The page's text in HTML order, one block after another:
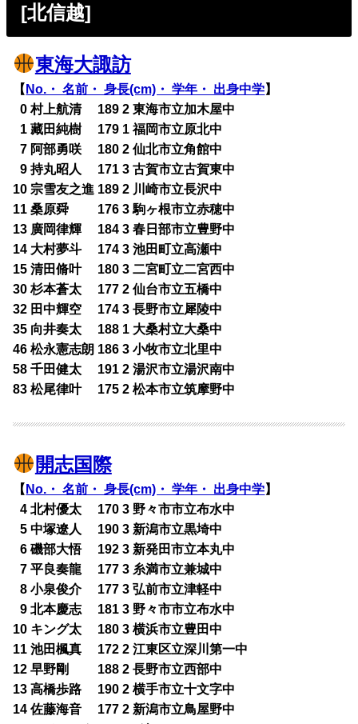
[北信越]
東海大諏訪
【 No.・ 名前・ 身長(cm)・ 学年・ 出身中学】
00 村上航清 189 2 東海市立加木屋中
1 藏田純樹 179 1 福岡市立原北中
07 阿部勇咲 180 2 仙北市立角館中
09 持丸昭人 171 3 古賀市立古賀東中
10 宗雪友之進 189 2 川崎市立長沢中
11 桑原舜 176 3 駒ヶ根市立赤穂中
13 廣岡律輝 184 3 春日部市立豊野中
14 大村夢斗 174 3 池田町立高瀬中
15 清田脩叶 180 3 二宮町立二宮西中
30 杉本蒼太 177 2 仙台市立五橋中
32 田中輝空 174 3 長野市立犀陵中
35 向井奏太 188 1 大桑村立大桑中
46 松永憲志朗 186 3 小牧市立北里中
58 千田健太 191 2 湯沢市立湯沢南中
83 松尾律叶 175 2 松本市立筑摩野中
開志国際
【 No.・ 名前・ 身長(cm)・ 学年・ 出身中学】
04 北村優太 170 3 野々市市立布水中
05 中塚遼人 190 3 新潟市立黒埼中
06 磯部大悟 192 3 新発田市立本丸中
07 平良奏龍 177 3 糸満市立兼城中
08 小泉俊介 177 3 弘前市立津軽中
09 北本慶志 181 3 野々市市立布水中
10 キング太 180 3 横浜市立豊田中
11 池田楓真 172 2 江東区立深川第一中
12 早野剛 188 2 長野市立西部中
13 高橋歩路 190 2 横手市立十文字中
14 佐藤海音 177 2 新潟市立鳥屋野中